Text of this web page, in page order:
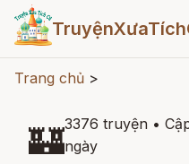
Trang chủ >
🏰3376 truyện •
ngày